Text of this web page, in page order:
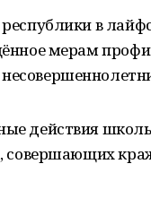
в
мерам
действия
совершающих